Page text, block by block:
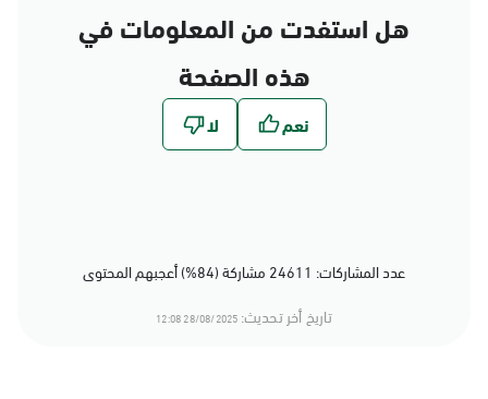
هل استفدت من المعلومات في
هذه الصفحة
عدد المشاركات: 24611 مشاركة (84%) أعجبهم المحتوى
تاريخ أخر تحديث: 28/08/2025 12:08